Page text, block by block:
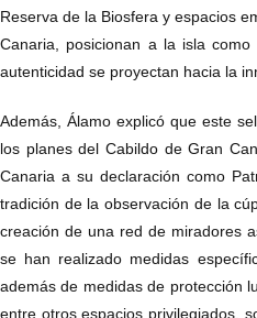
Reserva de la Biosfera y espacios
Canaria, posicionan a la isla
autenticidad se proyectan hacia la
Además, Álamo explicó que este
los planes del Cabildo de Gran
Canaria a su declaración como
tradición de la observación de la
creación de una red de miradores
se han realizado medidas
además de medidas de protección
entre otros espacios privilegiados,